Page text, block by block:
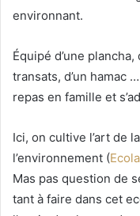
environnant.
Équipé d’une
transats, d’un hamac
repas en famille et
Ici, on cultive l’art de
l’environnement (
Mas pas question de
tant à faire dans cet